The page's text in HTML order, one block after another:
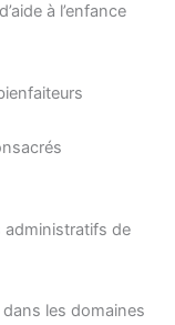
à l’enfance
administratifs de
les domaines